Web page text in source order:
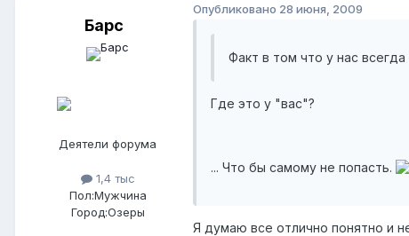
Барс
Деятели форума
1,4 тыс
Пол:Мужчина
Город:Озеры
Опубликовано 28 июня, 2009
Факт в том что у нас
Где это у "вас"?
... Что бы самому не попасть.
Я думаю все отлично понятно и